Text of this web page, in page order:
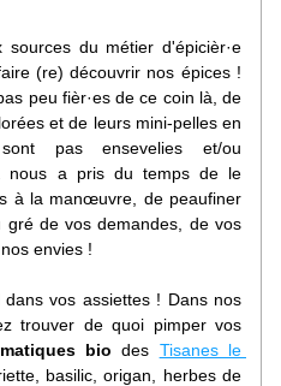
du métier d'épicièr·e
(re) découvrir nos épices !
peu fièr·es de ce coin là, de
et de leurs mini-pelles en
pas ensevelies et/ou
nous a pris du temps de le
à la manœuvre, de peaufiner
de vos demandes, de vos
envies !
vos assiettes ! Dans nos
trouver de quoi pimper vos
bio des Tisanes le
basilic, origan, herbes de